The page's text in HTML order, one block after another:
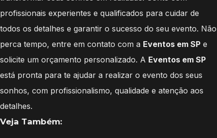
profissionais experientes e qualificados para cuidar de
todos os detalhes e garantir o sucesso do seu evento. Não
perca tempo, entre em contato com a Eventos em SP e
solicite um orçamento personalizado. A Eventos em SP
está pronta para te ajudar a realizar o evento dos seus
sonhos, com profissionalismo, qualidade e atenção aos
detalhes.
Veja Também: